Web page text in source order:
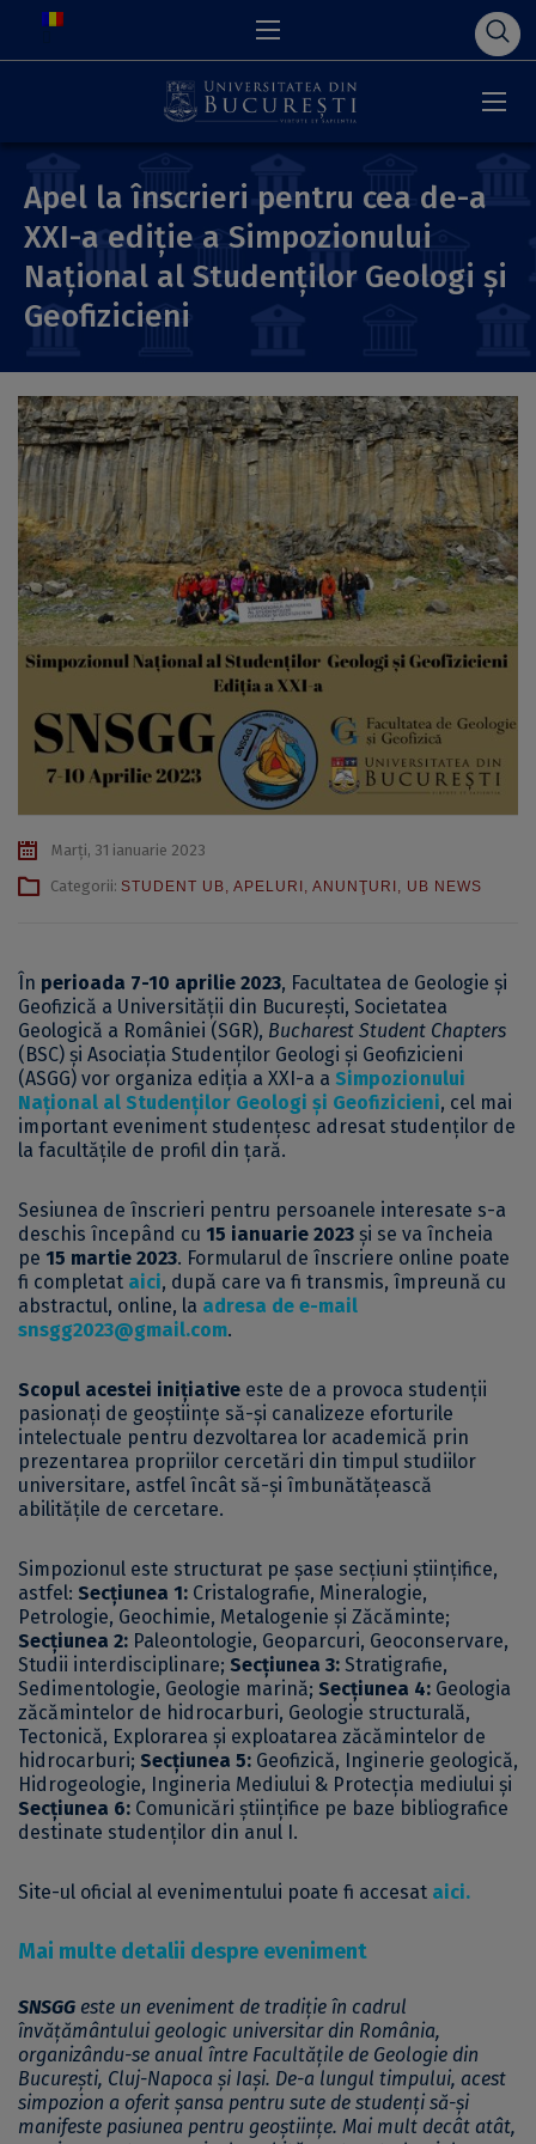
Apel la înscrieri pentru cea de-a
XXI-a ediție a Simpozionului
Național al Studenților Geologi și
Geofizicieni
Marți, 31 ianuarie 2023
Categorii: STUDENT UB, APELURI , ANUNŢURI , UB NEWS
În perioada 7-10 aprilie 2023, Facultatea de Geologie și
Geofizică a Universității din București, Societatea
Geologică a României (SGR), Bucharest Student Chapters
(BSC) și Asociația Studenților Geologi și Geofizicieni
(ASGG) vor organiza ediția a XXI-a a Simpozionului
Național al Studenților Geologi și Geofizicieni, cel mai
important eveniment studențesc adresat studenților de
la facultățile de profil din țară.
Sesiunea de înscrieri pentru persoanele interesate s-a
deschis începând cu 15 ianuarie 2023 și se va încheia
pe 15 martie 2023. Formularul de înscriere online poate
fi completat aici, după care va fi transmis, împreună cu
abstractul, online, la adresa de e-mail
snsgg2023@gmail.com.
Scopul acestei inițiative este de a provoca studenții
pasionați de geoștiințe să-şi canalizeze eforturile
intelectuale pentru dezvoltarea lor academică prin
prezentarea propriilor cercetări din timpul studiilor
universitare, astfel încât să-și îmbunătățească
abilitățile de cercetare.
Simpozionul este structurat pe șase secțiuni științifice,
astfel: Secțiunea 1: Cristalografie, Mineralogie,
Petrologie, Geochimie, Metalogenie și Zăcăminte;
Secțiunea 2: Paleontologie, Geoparcuri, Geoconservare,
Studii interdisciplinare; Secțiunea 3: Stratigrafie,
Sedimentologie, Geologie marină; Secțiunea 4: Geologia
zăcămintelor de hidrocarburi, Geologie structurală,
Tectonică, Explorarea și exploatarea zăcămintelor de
hidrocarburi; Secțiunea 5: Geofizică, Inginerie geologică,
Hidrogeologie, Ingineria Mediului & Protecția mediului și
Secțiunea 6: Comunicări științifice pe baze bibliografice
destinate studenților din anul I.
Site-ul oficial al evenimentului poate fi accesat aici.
Mai multe detalii despre eveniment
SNSGG este un eveniment de tradiție în cadrul
învățământului geologic universitar din România,
organizându-se anual între Facultățile de Geologie din
București, Cluj-Napoca și Iași. De-a lungul timpului, acest
simpozion a oferit șansa pentru sute de studenți să-și
manifeste pasiunea pentru geoștiințe. Mai mult decât atât,